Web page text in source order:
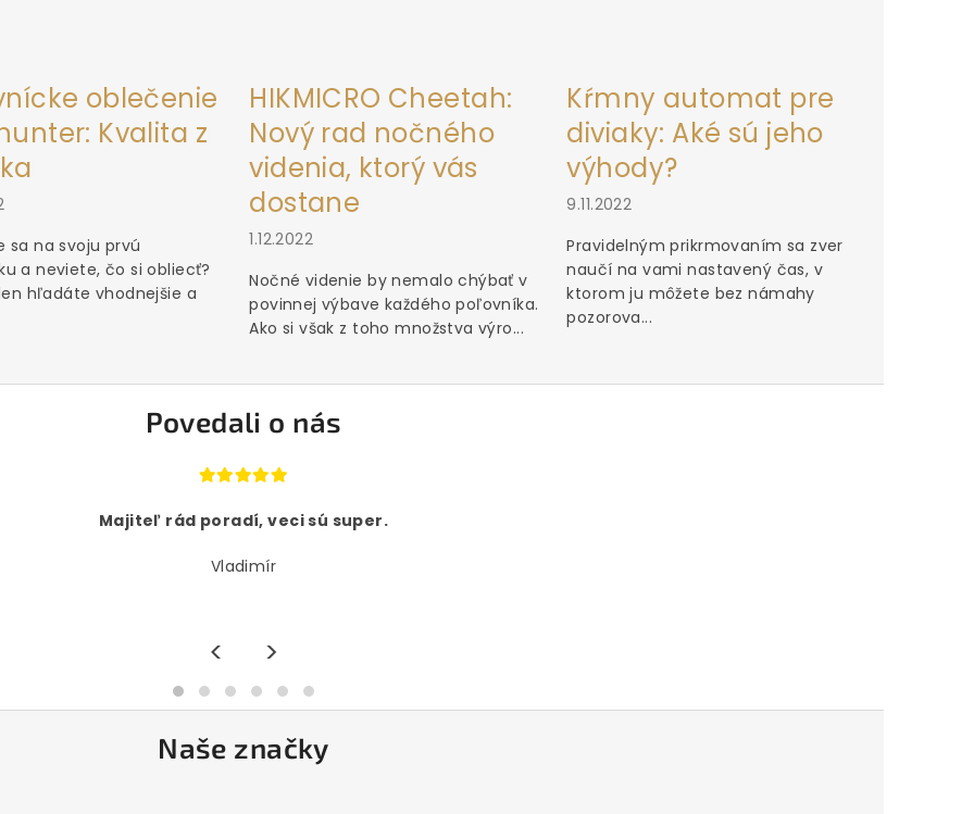
oblečenie
Kvalita z
sa na svoju prvú
a neviete, čo si obliecť?
hľadáte vhodnejšie a
HIKMICRO Cheetah:
Nový rad nočného
videnia, ktorý vás
dostane
1.12.2022
Nočné videnie by nemalo chýbať v
povinnej výbave každého poľovníka.
Ako si však z toho množstva výro...
Kŕmny automat pre
diviaky: Aké sú jeho
výhody?
9.11.2022
Pravidelným prikrmovaním sa zver
naučí na vami nastavený čas, v
ktorom ju môžete bez námahy
pozorova...
Povedali o nás
Majiteľ rád poradí, veci sú super.
Vladimír
< >
Naše značky